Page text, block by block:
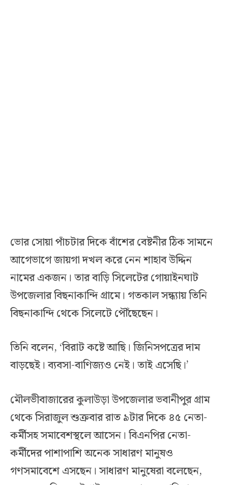
ভোর সোয়া পাঁচটার দিকে বাঁশের বেষ্টনীর ঠিক সামনে
আগেভাগে জায়গা দখল করে নেন শাহাব উদ্দিন
নামের একজন। তার বাড়ি সিলেটের গোয়াইনঘাট
উপজেলার বিছনাকান্দি গ্রামে। গতকাল সন্ধ্যায় তিনি
বিছনাকান্দি থেকে সিলেটে পৌঁছেছেন।
তিনি বলেন, ‘বিরাট কষ্টে আছি। জিনিসপত্রের দাম
বাড়ছেই। ব্যবসা-বাণিজ্যও নেই। তাই এসেছি।’
মৌলভীবাজারের কুলাউড়া উপজেলার ভবানীপুর গ্রাম
থেকে সিরাজুল শুক্রবার রাত ৯টার দিকে ৪৫ নেতা-
কর্মীসহ সমাবেশস্থলে আসেন। বিএনপির নেতা-
কর্মীদের পাশাপাশি অনেক সাধারণ মানুষও
গণসমাবেশে এসছেন। সাধারণ মানুষেরা বলেছেন,